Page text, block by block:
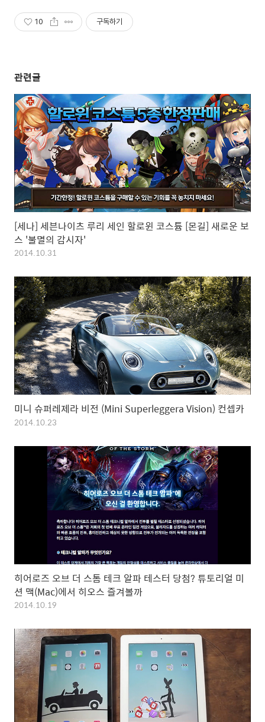
10 구독하기
관련글
[세나] 세븐나이츠 루리 세인 할로윈 코스튬 [몬길] 새로운 보
스 '불멸의 감시자'
2014.10.31
미니 슈퍼레제라 비전 (Mini Superleggera Vision) 컨셉카
2014.10.23
히어로즈 오브 더 스톰 테크 알파 테스터 당첨? 튜토리얼 미
션 맥(Mac)에서 히오스 즐겨볼까
2014.10.19